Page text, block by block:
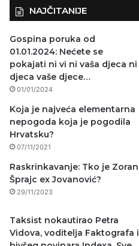
NAJČITANIJE
Gospina poruka od
01.01.2024: Nećete se
pokajati ni vi ni vaša djeca ni
djeca vaše djece…
01/01/2024
Koja je najveća elementarna
nepogoda koja je pogodila
Hrvatsku?
07/11/2021
Raskrinkavanje: Tko je Zoran
Šprajc ex Jovanović?
29/11/2023
Taksist nokautirao Petra
Vidova, voditelja Faktografa i